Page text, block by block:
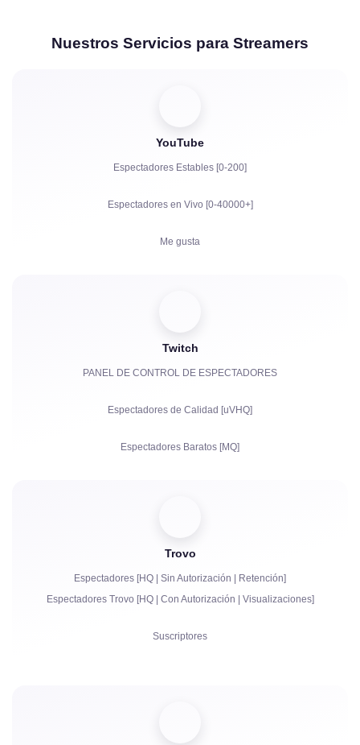
Nuestros Servicios para Streamers
YouTube
Espectadores Estables [0-200]
Espectadores en Vivo [0-40000+]
Me gusta
Horas de Visualización para YouTube
Twitch
PANEL DE CONTROL DE ESPECTADORES
Espectadores de Calidad [uVHQ]
Espectadores Baratos [MQ]
Bits | Suscripciones de Pago | Primes
Bots de chat
Comunicación en Vivo en el Chat
Quejas
Trovo
Espectadores [HQ | Sin Autorización | Retención]
Espectadores Trovo [HQ | Con Autorización | Visualizaciones]
Suscriptores